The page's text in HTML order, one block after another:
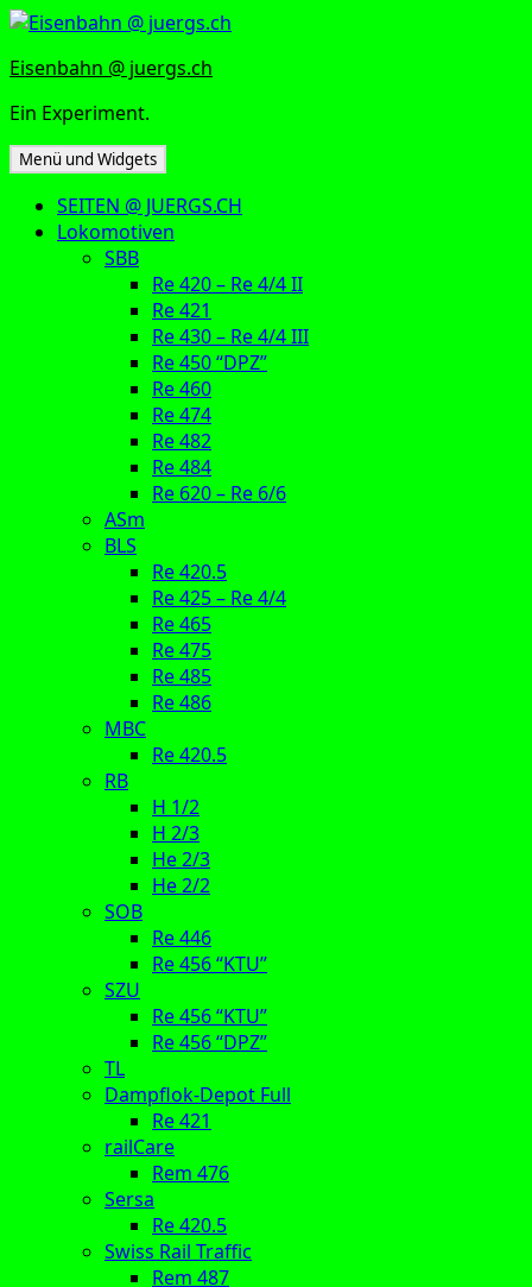
Zum
springen
Eisenbahn @ juergs.ch
Ein Experiment.
Menü und Widgets
SEITEN @ JUERGS.CH
Lokomotiven
SBB
Re 420 – Re 4/4 II
Re 421
Re 430 – Re 4/4 III
Re 450 “DPZ”
Re 460
Re 474
Re 482
Re 484
Re 620 – Re 6/6
ASm
BLS
Re 420.5
Re 425 – Re 4/4
Re 465
Re 475
Re 485
Re 486
MBC
Re 420.5
RB
H 1/2
H 2/3
He 2/3
He 2/2
SOB
Re 446
Re 456 “KTU”
SZU
Re 456 “KTU”
Re 456 “DPZ”
TL
Dampflok-Depot Full
Re 421
railCare
Rem 476
Sersa
Re 420.5
Swiss Rail Traffic
Rem 487